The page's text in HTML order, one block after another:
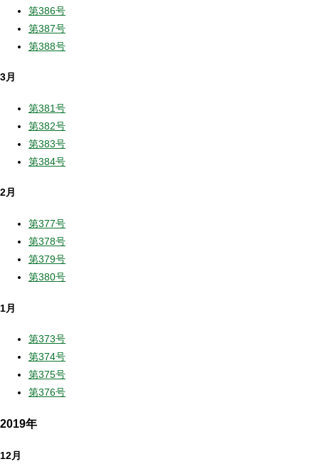
第386号
第387号
第388号
3月
第381号
第382号
第383号
第384号
2月
第377号
第378号
第379号
第380号
1月
第373号
第374号
第375号
第376号
2019年
12月